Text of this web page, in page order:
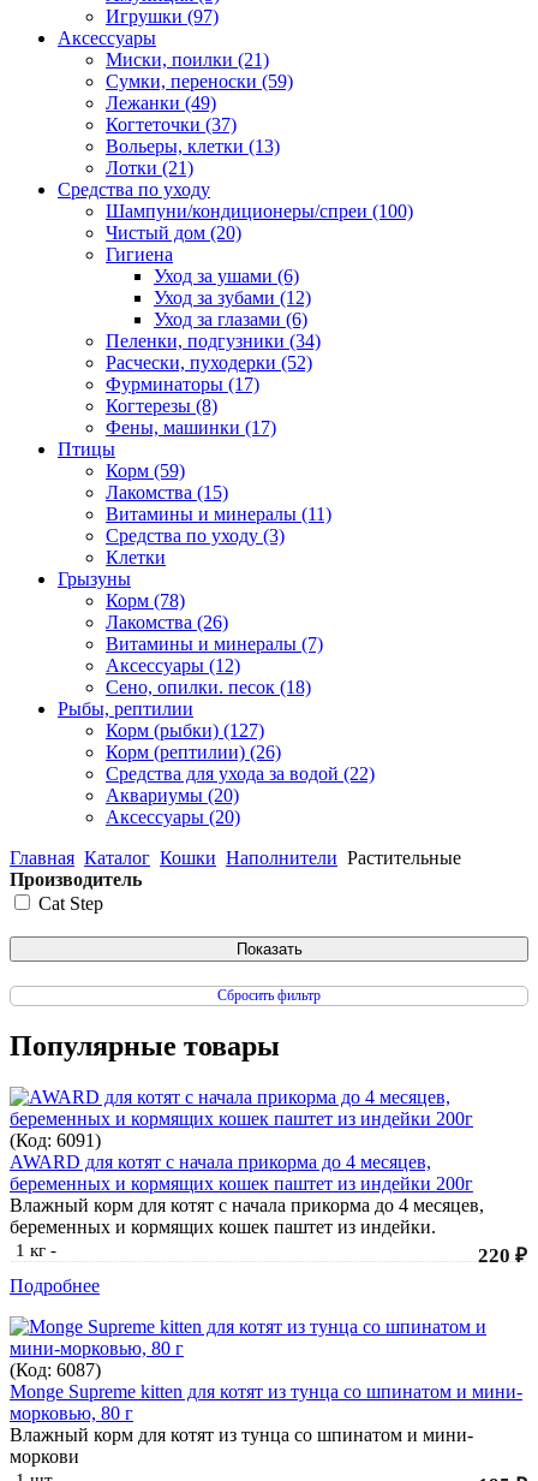
Игрушки (97)
Аксессуары
Миски, поилки (21)
Сумки, переноски (59)
Лежанки (49)
Когтеточки (37)
Вольеры, клетки (13)
Лотки (21)
Средства по уходу
Шампуни/кондиционеры/спреи (100)
Чистый дом (20)
Гигиена
Уход за ушами (6)
Уход за зубами (12)
Уход за глазами (6)
Пеленки, подгузники (34)
Расчески, пуходерки (52)
Фурминаторы (17)
Когтерезы (8)
Фены, машинки (17)
Птицы
Корм (59)
Лакомства (15)
Витамины и минералы (11)
Средства по уходу (3)
Клетки
Грызуны
Корм (78)
Лакомства (26)
Витамины и минералы (7)
Аксессуары (12)
Сено, опилки. песок (18)
Рыбы, рептилии
Корм (рыбки) (127)
Корм (рептилии) (26)
Средства для ухода за водой (22)
Аквариумы (20)
Аксессуары (20)
Главная Каталог Кошки Наполнители Растительные
Производитель
Cat Step
Сбросить фильтр
Популярные товары
(Код: 6091)
AWARD для котят с начала прикорма до 4 месяцев,
беременных и кормящих кошек паштет из индейки 200г
Влажный корм для котят с начала прикорма до 4 месяцев,
беременных и кормящих кошек паштет из индейки.
1 кг - 220 ₽
Подробнее
(Код: 6087)
Monge Supreme kitten для котят из тунца со шпинатом и мини-
морковью, 80 г
Влажный корм для котят из тунца со шпинатом и мини-
моркови